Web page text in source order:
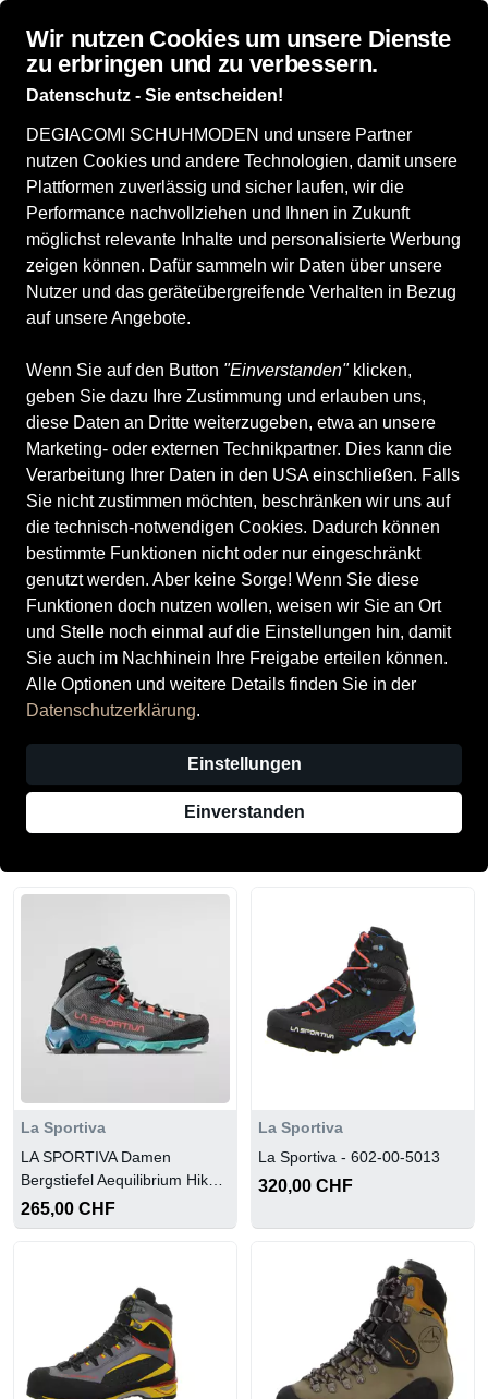
Wir nutzen Cookies um unsere Dienste
zu erbringen und zu verbessern.
Datenschutz - Sie entscheiden!
DEGIACOMI SCHUHMODEN und unsere Partner
nutzen Cookies und andere Technologien, damit unsere
Plattformen zuverlässig und sicher laufen, wir die
Performance nachvollziehen und Ihnen in Zukunft
möglichst relevante Inhalte und personalisierte Werbung
zeigen können. Dafür sammeln wir Daten über unsere
Nutzer und das geräteübergreifende Verhalten in Bezug
auf unsere Angebote.
Wenn Sie auf den Button "Einverstanden"klicken,
geben Sie dazu Ihre Zustimmung und erlauben uns,
diese Daten an Dritte weiterzugeben, etwa an unsere
Marketing- oder externen Technikpartner. Dies kann die
Verarbeitung Ihrer Daten in den USA einschließen. Falls
Sie nicht zustimmen möchten, beschränken wir uns auf
die technisch-notwendigen Cookies. Dadurch können
bestimmte Funktionen nicht oder nur eingeschränkt
genutzt werden. Aber keine Sorge! Wenn Sie diese
Funktionen doch nutzen wollen, weisen wir Sie an Ort
und Stelle noch einmal auf die Einstellungen hin, damit
Sie auch im Nachhinein Ihre Freigabe erteilen können.
Alle Optionen und weitere Details finden Sie in der
Datenschutzerklärung.
Einstellungen
Einverstanden
Damenschuhe Herrenschuhe Kinderschuhe Accessoires
DEGIACOMI Schuhmode
Rufen Sie uns an
Zum Profil
Mehr erfahren
ALLE FILTER
Marken Größe Farbe Geschlecht
La Sportiva
Marken
DEGIACOMI Schuhmode
Anbieter
Alles zurücksetzen
12 Produkte
La Sportiva
LA SPORTIVA Damen
Bergstiefel Aequilibrium Hike
Woman Gtx
265,00 CHF
La Sportiva
La Sportiva - 602-00-5013
320,00 CHF